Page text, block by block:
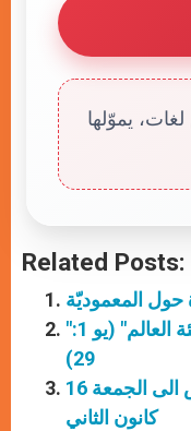
يموّلها
Related Posts:
حول المعموديّة
"هذا هو حمل الله الذي يحمل خطيئة العالم" (يو 1:
29)
تأجيل الحج الكاثوليكي الى المغطس الى الجمعة 16
كانون الثاني